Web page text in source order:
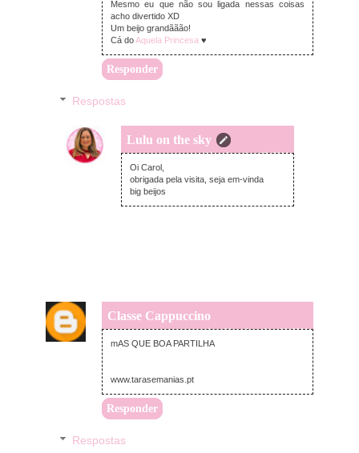
Mesmo eu que não sou ligada nessas coisas
acho divertido XD
Um beijo grandããão!
Cá doAquela Princesa ♥
Responder
Respostas
Lulu on the sky
sexta-feira, dezembro 05, 2014
Oi Carol,
obrigada pela visita, seja em-vinda
big beijos
Classe Cappuccino
quinta-feira, dezembro 04, 2014
mAS QUE BOA PARTILHA
www.tarasemanias.pt
Responder
Respostas